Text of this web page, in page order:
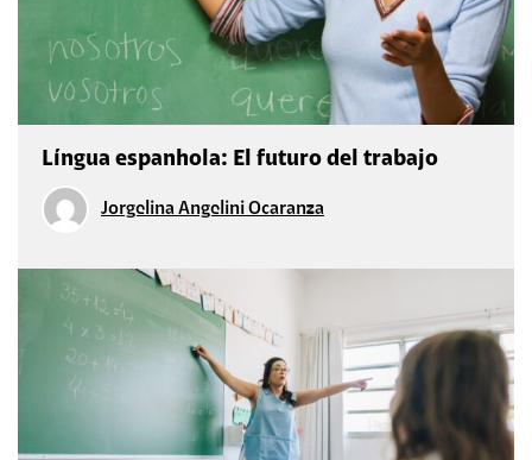
Língua espanhola: El futuro del trabajo
Jorgelina Angelini Ocaranza